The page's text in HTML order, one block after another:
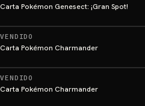
Carta Pokémon Genesect: ¡Gran Spot!
VENDIDO
Carta Pokémon Charmander
VENDIDO
Carta Pokémon Charmander